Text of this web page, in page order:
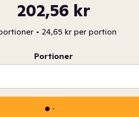
202,56 kr
• 24,65 kr per portion
Portioner